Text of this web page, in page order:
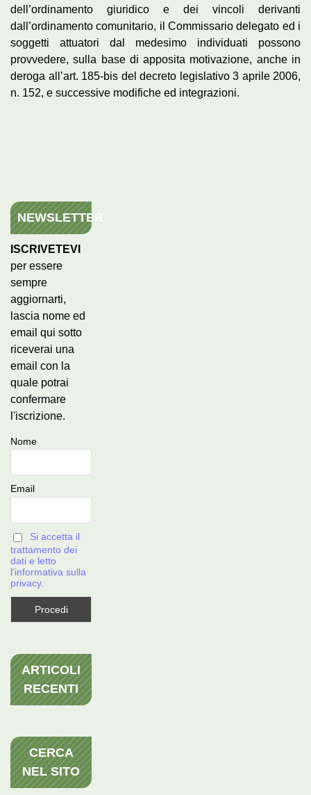
dell’ordinamento giuridico e dei vincoli derivanti
dall’ordinamento comunitario, il Commissario delegato ed i
soggetti attuatori dal medesimo individuati possono
provvedere, sulla base di apposita motivazione, anche in
deroga all’art. 185-bis del decreto legislativo 3 aprile 2006,
n. 152, e successive modifiche ed integrazioni.
NEWSLETTER
ISCRIVETEVI
per essere
sempre
aggiornarti,
lascia nome ed
email qui sotto
riceverai una
email con la
quale potrai
confermare
l'iscrizione.
Nome
Email
Si accetta il
trattamento dei
dati e letto
l'informativa sulla
privacy.
ARTICOLI
RECENTI
CERCA
NEL SITO